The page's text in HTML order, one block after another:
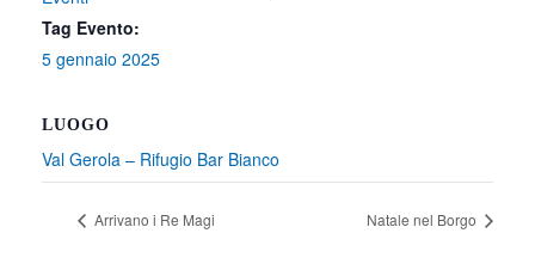
Tag Evento:
5 gennaio 2025
LUOGO
Val Gerola – Rifugio Bar Bianco
Arrivano i Re Magi Natale nel Borgo